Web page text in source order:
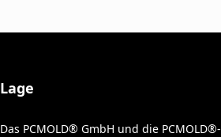
Lage
Das PCMOLD® GmbH und die PCMOLD®-